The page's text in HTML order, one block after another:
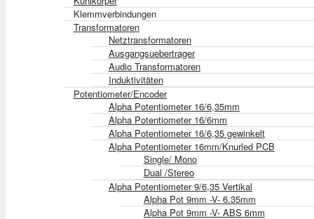
Klemmverbindungen
Transformatoren
Netztransformatoren
Ausgangsuebertrager
Audio Transformatoren
Induktivitäten
Potentiometer/Encoder
Alpha Potentiometer 16/6,35mm
Alpha Potentiometer 16/6mm
Alpha Potentiometer 16/6,35 gewinkelt
Alpha Potentiometer 16mm/Knurled PCB
Single/ Mono
Dual /Stereo
Alpha Potentiometer 9/6,35 Vertikal
Alpha Pot 9mm -V- 6.35mm
Alpha Pot 9mm -V- ABS 6mm